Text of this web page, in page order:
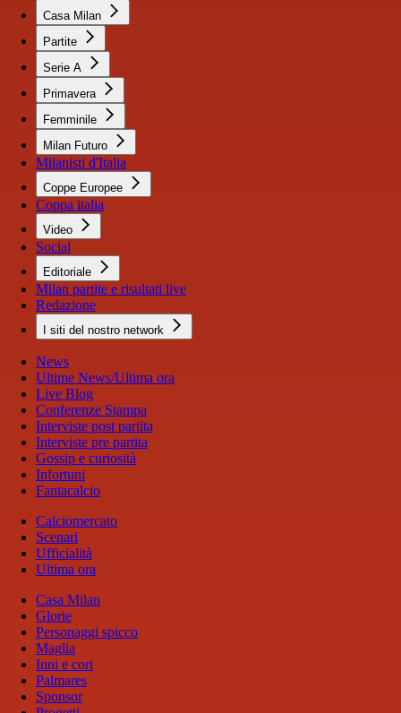
Casa Milan
Partite
Serie A
Primavera
Femminile
Milan Futuro
Milanisti d'Italia
Coppe Europee
Coppa italia
Video
Social
Editoriale
Milan partite e risultati live
Redazione
I siti del nostro network
News
Ultime News/Ultima ora
Live Blog
Conferenze Stampa
Interviste post partita
Interviste pre partita
Gossip e curiosità
Infortuni
Fantacalcio
Calciomercato
Scenari
Ufficialità
Ultima ora
Casa Milan
Glorie
Personaggi spicco
Maglia
Inni e cori
Palmares
Sponsor